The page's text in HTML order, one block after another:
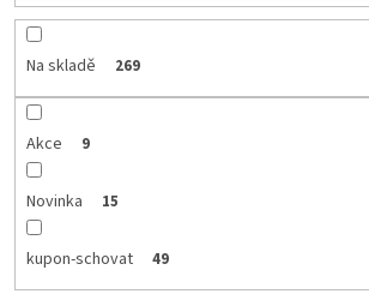
Na skladě 269
Akce 9
Novinka 15
kupon-schovat 49